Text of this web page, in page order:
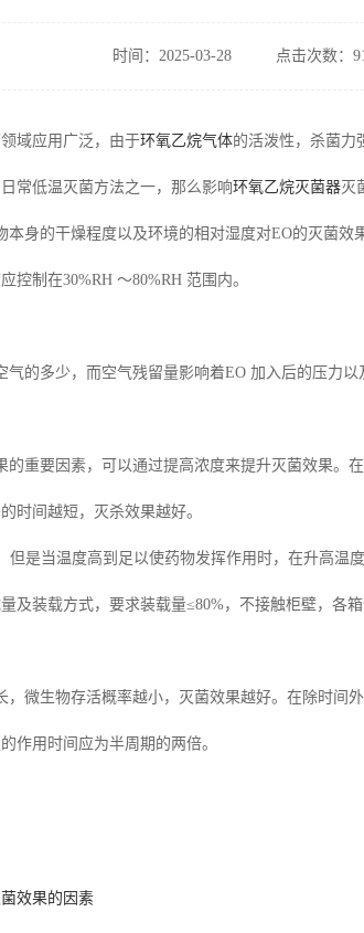
时间：2025-03-28 点击次数：
域应用广泛，由于环氧乙烷气体的活泼性，杀菌力
常低温灭菌方法之一，那么影响环氧乙烷灭菌器灭
本身的干燥程度以及环境的相对湿度对EO的灭菌
控制在30%RH ～80%RH 范围内。
的多少，而空气残留量影响着EO 加入后的压力
的重要因素，可以通过提高浓度来提升灭菌效果。
时间越短，灭杀效果越好。
是当温度高到足以使药物发挥作用时，在升高温
及装载方式，要求装载量≤80%，不接触柜壁，各
，微生物存活概率越小，灭菌效果越好。在除时间
作用时间应为半周期的两倍。
效果的因素